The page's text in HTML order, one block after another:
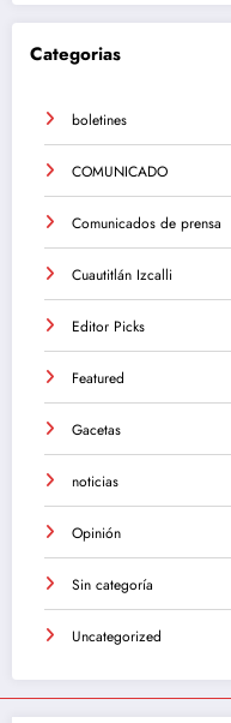
Categorias
boletines
COMUNICADO
Comunicados de prensa
Cuautitlán Izcalli
Editor Picks
Featured
Gacetas
noticias
Opinión
Sin categoría
Uncategorized